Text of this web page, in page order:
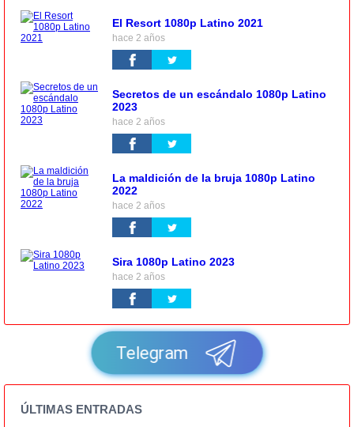
El Resort 1080p Latino 2021
hace 2 años
Secretos de un escándalo 1080p Latino
2023
hace 2 años
La maldición de la bruja 1080p Latino
2022
hace 2 años
Sira 1080p Latino 2023
hace 2 años
Telegram
ÚLTIMAS ENTRADAS